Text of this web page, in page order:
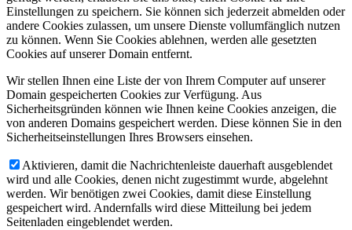
Einstellungen zu speichern. Sie können sich jederzeit abmelden oder
andere Cookies zulassen, um unsere Dienste vollumfänglich nutzen
zu können. Wenn Sie Cookies ablehnen, werden alle gesetzten
Cookies auf unserer Domain entfernt.
Wir stellen Ihnen eine Liste der von Ihrem Computer auf unserer
Domain gespeicherten Cookies zur Verfügung. Aus
Sicherheitsgründen können wie Ihnen keine Cookies anzeigen, die
von anderen Domains gespeichert werden. Diese können Sie in den
Sicherheitseinstellungen Ihres Browsers einsehen.
Aktivieren, damit die Nachrichtenleiste dauerhaft ausgeblendet
wird und alle Cookies, denen nicht zugestimmt wurde, abgelehnt
werden. Wir benötigen zwei Cookies, damit diese Einstellung
gespeichert wird. Andernfalls wird diese Mitteilung bei jedem
Seitenladen eingeblendet werden.